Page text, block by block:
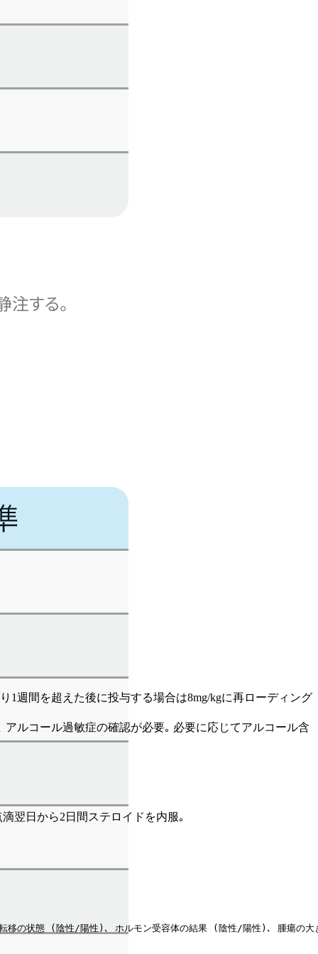
1週間を超えた後に投与する場合は8mg/kgに再ローディング
ルコール過敏症の確認が必要｡ 必要に応じてアルコール含
翌日から2日間ステロイドを内服｡
の状態 (陰性/陽性)､ ホルモン受容体の結果 (陰性/陽性)､ 腫瘍の